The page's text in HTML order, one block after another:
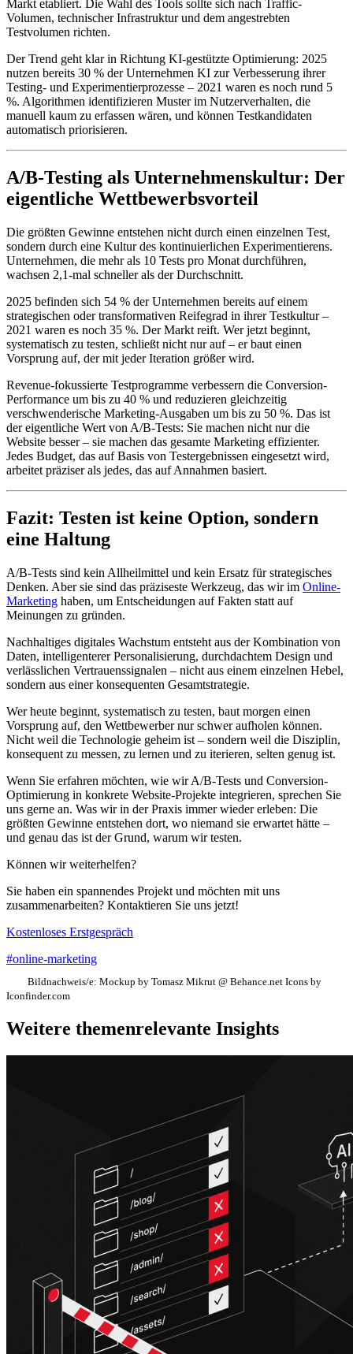
Markt etabliert. Die Wahl des Tools sollte sich nach Traffic-
Volumen, technischer Infrastruktur und dem angestrebten
Testvolumen richten.
Der Trend geht klar in Richtung KI-gestützte Optimierung: 2025
nutzen bereits 30 % der Unternehmen KI zur Verbesserung ihrer
Testing- und Experimentierprozesse – 2021 waren es noch rund 5
%. Algorithmen identifizieren Muster im Nutzerverhalten, die
manuell kaum zu erfassen wären, und können Testkandidaten
automatisch priorisieren.
A/B-Testing als Unternehmenskultur: Der
eigentliche Wettbewerbsvorteil
Die größten Gewinne entstehen nicht durch einen einzelnen Test,
sondern durch eine Kultur des kontinuierlichen Experimentierens.
Unternehmen, die mehr als 10 Tests pro Monat durchführen,
wachsen 2,1-mal schneller als der Durchschnitt.
2025 befinden sich 54 % der Unternehmen bereits auf einem
strategischen oder transformativen Reifegrad in ihrer Testkultur –
2021 waren es noch 35 %. Der Markt reift. Wer jetzt beginnt,
systematisch zu testen, schließt nicht nur auf – er baut einen
Vorsprung auf, der mit jeder Iteration größer wird.
Revenue-fokussierte Testprogramme verbessern die Conversion-
Performance um bis zu 40 % und reduzieren gleichzeitig
verschwenderische Marketing-Ausgaben um bis zu 50 %. Das ist
der eigentliche Wert von A/B-Tests: Sie machen nicht nur die
Website besser – sie machen das gesamte Marketing effizienter.
Jedes Budget, das auf Basis von Testergebnissen eingesetzt wird,
arbeitet präziser als jedes, das auf Annahmen basiert.
Fazit: Testen ist keine Option, sondern
eine Haltung
A/B-Tests sind kein Allheilmittel und kein Ersatz für strategisches
Denken. Aber sie sind das präziseste Werkzeug, das wir im Online-
Marketing haben, um Entscheidungen auf Fakten statt auf
Meinungen zu gründen.
Nachhaltiges digitales Wachstum entsteht aus der Kombination von
Daten, intelligenterer Personalisierung, durchdachtem Design und
verlässlichen Vertrauenssignalen – nicht aus einem einzelnen Hebel,
sondern aus einer konsequenten Gesamtstrategie.
Wer heute beginnt, systematisch zu testen, baut morgen einen
Vorsprung auf, den Wettbewerber nur schwer aufholen können.
Nicht weil die Technologie geheim ist – sondern weil die Disziplin,
konsequent zu messen, zu lernen und zu iterieren, selten genug ist.
Wenn Sie erfahren möchten, wie wir A/B-Tests und Conversion-
Optimierung in konkrete Website-Projekte integrieren, sprechen Sie
uns gerne an. Was wir in der Praxis immer wieder erleben: Die
größten Gewinne entstehen dort, wo niemand sie erwartet hätte –
und genau das ist der Grund, warum wir testen.
Können wir weiterhelfen?
Sie haben ein spannendes Projekt und möchten mit uns
zusammenarbeiten? Kontaktieren Sie uns jetzt!
Kostenloses Erstgespräch
#online-marketing
Bildnachweis/e: Mockup by Tomasz Mikrut @ Behance.net Icons by
Iconfinder.com
Weitere themenrelevante Insights